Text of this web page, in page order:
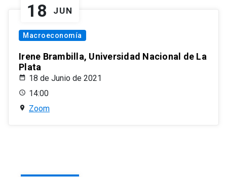
18 JUN
Macroeconomía
Irene Brambilla, Universidad Nacional de La
Plata
18 de Junio de 2021
14:00
Zoom